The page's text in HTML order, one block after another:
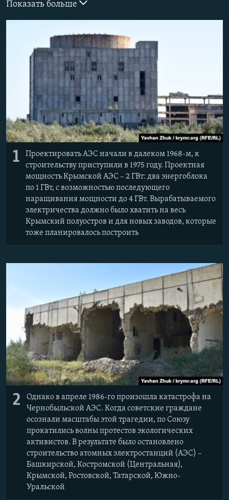
ELIFBE
УКРАИНСКАЯ ПРОБЛЕМА КРЫМА
ПРИСОЕДИНЯЙТЕСЬ!
Все сайты RFE/RL
Показать больше
1
Проектировать АЭС начали в далеком 1968-м, к
строительству приступили в 1975 году. Проектная
мощность Крымской АЭС – 2 ГВт: два энергоблока
по 1 ГВт, с возможностью последующего
наращивания мощности до 4 ГВт. Вырабатываемого
электричества должно было хватить на весь
Крымский полуостров и для новых заводов, которые
тоже планировалось построить
2
Однако в апреле 1986-го произошла катастрофа на
Чернобыльской АЭС. Когда советские граждане
осознали масштабы этой трагедии, по Союзу
прокатились волны протестов экологических
активистов. В результате было остановлено
строительство атомных электростанций (АЭС) –
Башкирской, Костромской (Центральная),
Крымской, Ростовской, Татарской, Южно-
Уральской